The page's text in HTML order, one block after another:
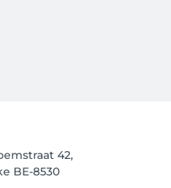
42,
BE-8530